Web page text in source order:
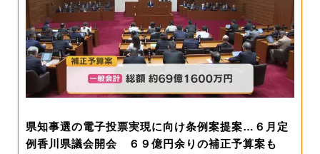
県知事選の電子投票実現に向け条例案提案…６月定
例香川県議会開会 ６９億円余りの補正予算案も